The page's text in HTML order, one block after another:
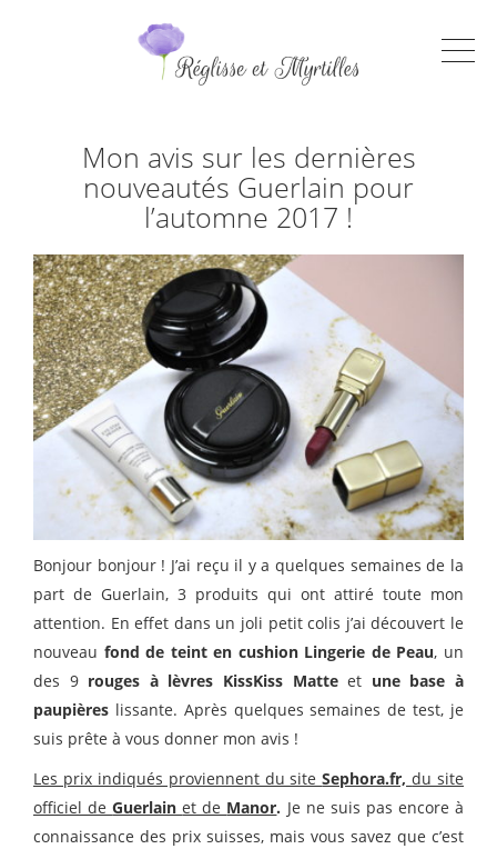
Mon avis sur les dernières
nouveautés Guerlain pour
l’automne 2017 !
Bonjour bonjour ! J’ai reçu il y a quelques semaines de la
part de Guerlain, 3 produits qui ont attiré toute mon
attention. En effet dans un joli petit colis j’ai découvert le
nouveau fond de teint en cushion Lingerie de Peau, un
des 9 rouges à lèvres KissKiss Matteet une base à
paupières lissante. Après quelques semaines de test, je
suis prête à vous donner mon avis !
Les prix indiqués proviennent du siteSephora.fr,du site
officiel deGuerlainet de Manor. Je ne suis pas encore à
connaissance des prix suisses, mais vous savez que c’est